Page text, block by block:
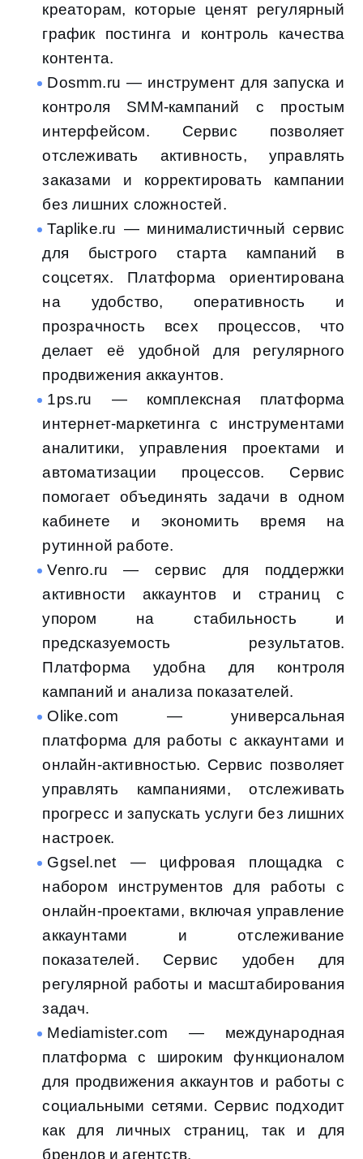
креаторам, которые ценят регулярный
график постинга и контроль качества
контента.
Dosmm.ru — инструмент для запуска и
контроля SMM-кампаний с простым
интерфейсом. Сервис позволяет
отслеживать активность, управлять
заказами и корректировать кампании
без лишних сложностей.
Taplike.ru — минималистичный сервис
для быстрого старта кампаний в
соцсетях. Платформа ориентирована
на удобство, оперативность и
прозрачность всех процессов, что
делает её удобной для регулярного
продвижения аккаунтов.
1ps.ru — комплексная платформа
интернет-маркетинга с инструментами
аналитики, управления проектами и
автоматизации процессов. Сервис
помогает объединять задачи в одном
кабинете и экономить время на
рутинной работе.
Venro.ru — сервис для поддержки
активности аккаунтов и страниц с
упором на стабильность и
предсказуемость результатов.
Платформа удобна для контроля
кампаний и анализа показателей.
Olike.com — универсальная
платформа для работы с аккаунтами и
онлайн-активностью. Сервис позволяет
управлять кампаниями, отслеживать
прогресс и запускать услуги без лишних
настроек.
Ggsel.net — цифровая площадка с
набором инструментов для работы с
онлайн-проектами, включая управление
аккаунтами и отслеживание
показателей. Сервис удобен для
регулярной работы и масштабирования
задач.
Mediamister.com — международная
платформа с широким функционалом
для продвижения аккаунтов и работы с
социальными сетями. Сервис подходит
как для личных страниц, так и для
брендов и агентств.